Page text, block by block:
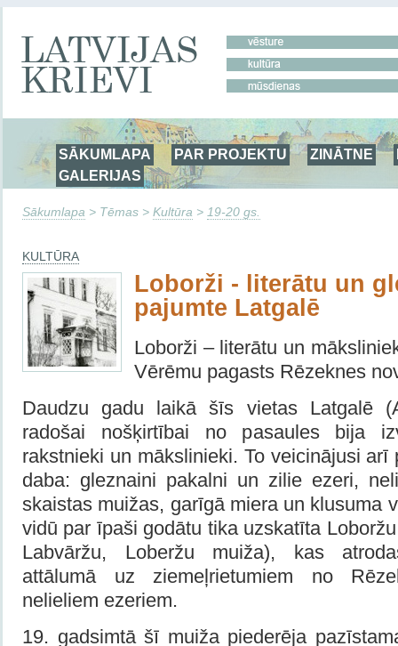
SĀKUMLAPA PAR PROJEKTU ZINĀTNE
GALERIJAS
Sākumlapa > Tēmas > Kultūra > 19-20 gs.
KULTŪRA
Loborži - literātu un
pajumte Latgalē
Loborži – literātu un
Vērēmu pagasts Rēzeknes
Daudzu gadu laikā šīs vietas Latgalē
radošai nošķirtībai no pasaules bija
rakstnieki un mākslinieki. To veicinājusi
daba: gleznaini pakalni un zilie ezeri,
skaistas muižas, garīgā miera un klusuma
vidū par īpaši godātu tika uzskatīta
Labvāržu, Loberžu muiža), kas
attālumā uz ziemeļrietumiem no
nelieliem ezeriem.
19. gadsimtā šī muiža piederēja